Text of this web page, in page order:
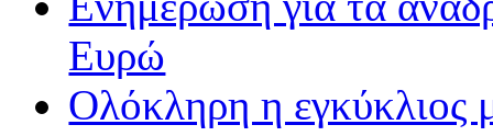
Ευρώ
Ολόκληρη η εγκύκλιος